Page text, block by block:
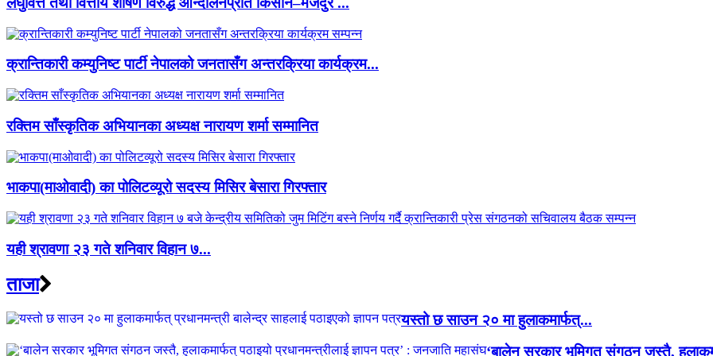
क्रान्तिकारी कम्युनिष्ट पार्टी नेपालको जनतासँग अन्तरक्रिया कार्यक्रम...
रक्तिम साँस्कृतिक अभियानका अध्यक्ष नारायण शर्मा सम्मानित
भाकपा(माओवादी) का पोलिटव्यूरो सदस्य मिसिर बेसारा गिरफ्तार
यही श्रावणा २३ गते शनिवार विहान ७...
ताजा
यस्तो छ साउन २० मा हुलाकमार्फत्...
‘बालेन सरकार भूमिगत संगठन जस्तै,